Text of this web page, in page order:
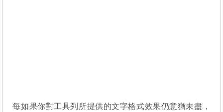
每如果你對工具列所提供的文字格式效果仍意猶未盡，